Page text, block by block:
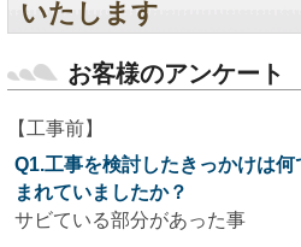
いたします
お客様のアンケート
【工事前】
Q1.工事を検討したきっかけは
まれていましたか？
サビている部分があった事